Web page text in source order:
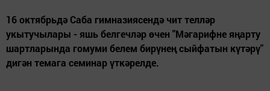
16 октябрьдә Саба гимназиясендә чит телләр
укытучылары - яшь белгечләр өчен "Мәгарифне яңарту
шартларында гомуми белем бирүнең сыйфатын күтәрү"
дигән темага семинар үткәрелде.